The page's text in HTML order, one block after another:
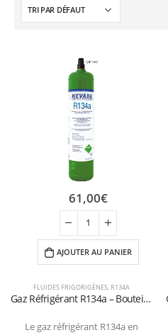
FLUIDES FRIGORIGÈNES, R134A
Gaz Réfrigérant R134a – Bouteille 900g (Certifiée T-PED / EN 13322-1)
Le gaz réfrigérant R134a en
61,00€
AJOUTER AU PANIER